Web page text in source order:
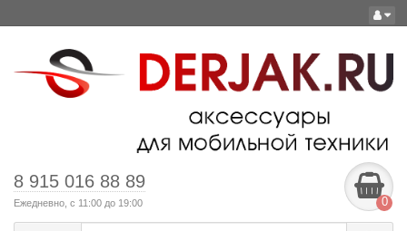
8 915 016 88 89
Ежедневно, с 11:00 до 19:00 0